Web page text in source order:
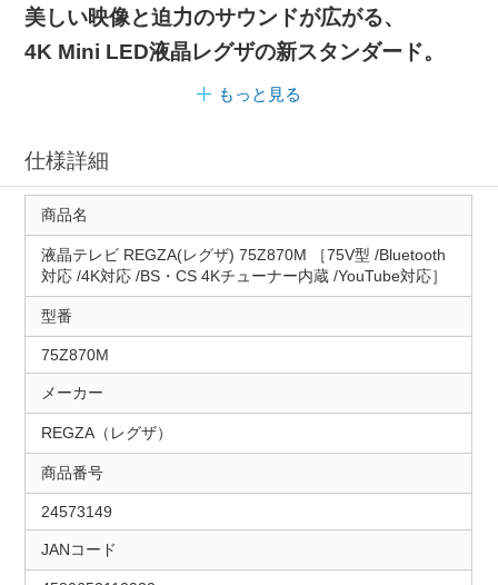
美しい映像と迫力のサウンドが広がる、
4K Mini LED液晶レグザの新スタンダード。
もっと見る
仕様詳細
商品名
液晶テレビ REGZA(レグザ) 75Z870M ［75V型 /Bluetooth
対応 /4K対応 /BS・CS 4Kチューナー内蔵 /YouTube対応］
型番
75Z870M
メーカー
REGZA（レグザ）
商品番号
24573149
JANコード